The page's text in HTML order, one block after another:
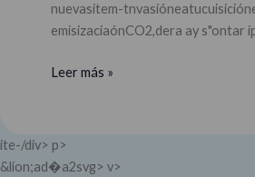
nuevasitem-
emisizaciaónCO2,dera ay s"ontar
Leer más »
ite-/div> p>
&lion;ad�a2svg> v>